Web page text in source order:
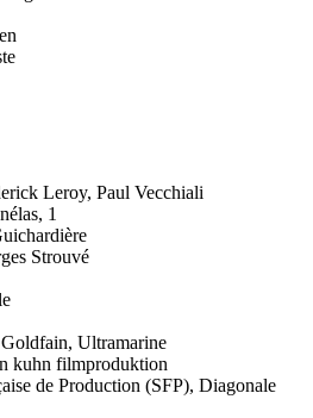
Leroy, Paul Vecchiali
1
Strouvé
Ultramarine
kuhn filmproduktion
de Production (SFP), Diagonale